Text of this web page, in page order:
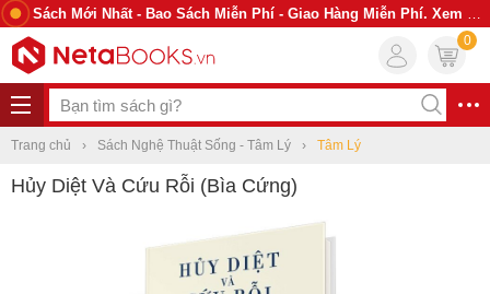
Sách Mới Nhất - Bao Sách Miễn Phí - Giao Hàng Miễn Phí. Xem Ngay
0
Trang chủ Sách Nghệ Thuật Sống - Tâm Lý Tâm Lý
Hủy Diệt Và Cứu Rỗi (Bìa Cứng)